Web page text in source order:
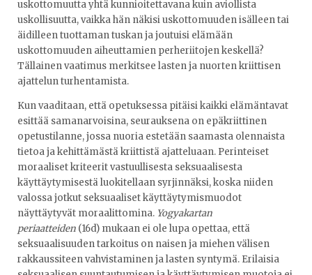
uskottomuutta yhtä kunnioitettavana kuin aviollista
uskollisuutta, vaikka hän näkisi uskottomuuden isälleen tai
äidilleen tuottaman tuskan ja joutuisi elämään
uskottomuuden aiheuttamien perheriitojen keskellä?
Tällainen vaatimus merkitsee lasten ja nuorten kriittisen
ajattelun turhentamista.
Kun vaaditaan, että opetuksessa pitäisi kaikki elämäntavat
esittää samanarvoisina, seurauksena on epäkriittinen
opetustilanne, jossa nuoria estetään saamasta olennaista
tietoa ja kehittämästä kriittistä ajatteluaan. Perinteiset
moraaliset kriteerit vastuullisesta seksuaalisesta
käyttäytymisestä luokitellaan syrjinnäksi, koska niiden
valossa jotkut seksuaaliset käyttäytymismuodot
näyttäytyvät moraalittomina. Yogyakartan
periaatteiden (16d) mukaan ei ole lupa opettaa, että
seksuaalisuuden tarkoitus on naisen ja miehen välisen
rakkaussiteen vahvistaminen ja lasten syntymä. Erilaisia